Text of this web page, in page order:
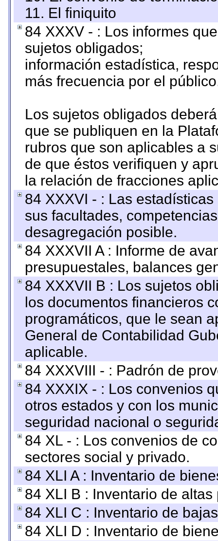
11. El finiquito
84 XXXV - : Los informes
sujetos obligados;
información estadística,
más frecuencia por el
Los sujetos obligados
que se publiquen en la
rubros que son aplicables a
de que éstos verifiquen y
la relación de fracciones
84 XXXVI - : Las
sus facultades,
desagregación posible.
84 XXXVII A : Informe de
presupuestales, balances
84 XXXVII B : Los sujetos
los documentos financieros
programáticos, que le sean
General de Contabilidad
aplicable.
84 XXXVIII - : Padrón de
84 XXXIX - : Los convenios
otros estados y con los
seguridad nacional o
84 XL - : Los convenios de
sectores social y privado.
84 XLI A : Inventario de
84 XLI B : Inventario de
84 XLI C : Inventario de
84 XLI D : Inventario de